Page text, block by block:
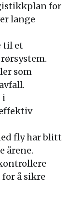
for
lange
til et
som
i
fly har blitt
årene.
å sikre